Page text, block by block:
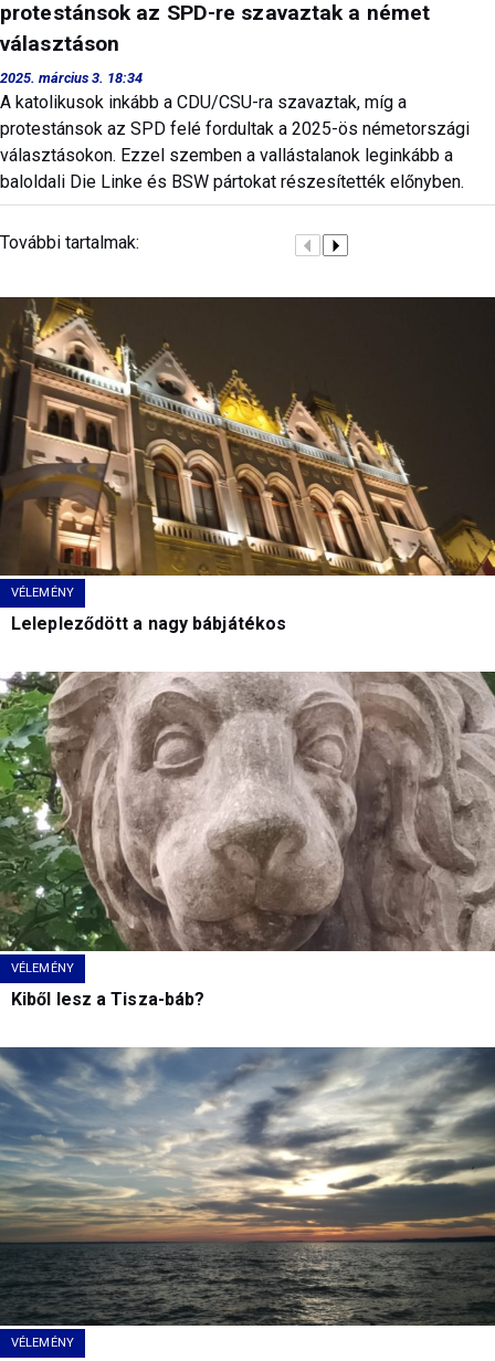
protestánsok az SPD-re szavaztak a német
választáson
2025. március 3. 18:34
A katolikusok inkább a CDU/CSU-ra szavaztak, míg a
protestánsok az SPD felé fordultak a 2025-ös németországi
választásokon. Ezzel szemben a vallástalanok leginkább a
baloldali Die Linke és BSW pártokat részesítették előnyben.
További tartalmak:
VÉLEMÉNY
Lelepleződött a nagy bábjátékos
VÉLEMÉNY
Kiből lesz a Tisza-báb?
VÉLEMÉNY